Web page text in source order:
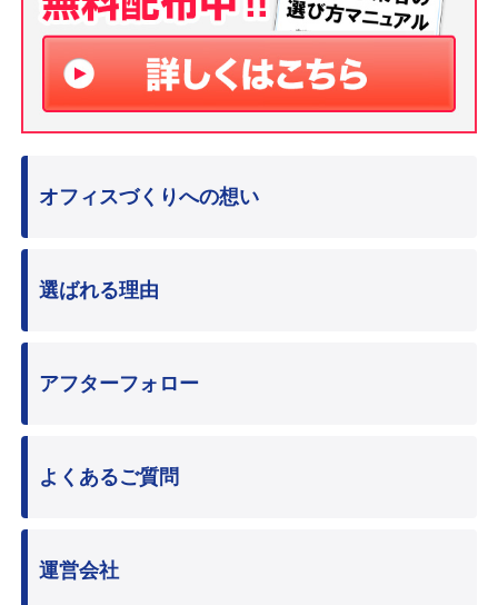
オフィスづくりへの想い
選ばれる理由
アフターフォロー
よくあるご質問
運営会社